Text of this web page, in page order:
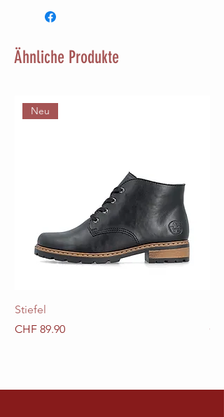
Ähnliche Produkte
Neu
Stiefel
Preis
CHF 89.90